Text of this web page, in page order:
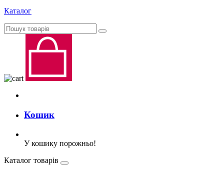
Каталог
Кошик
У кошику порожньо!
Каталог товарів